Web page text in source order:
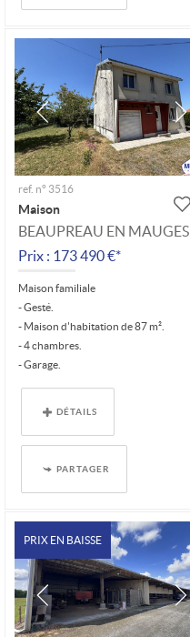
ref. n° 3516
Maison
BEAUPREAU EN MAUGES
Prix : 173 490 €*
Maison familiale
- Gesté.
- Maison d'habitation de 87 m².
- 4 chambres.
- Garage.
DÉTAILS
PARTAGER
PRIX EN BAISSE